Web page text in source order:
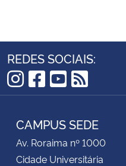
REDES SOCIAIS:
Instagram
Facebook
YouTube
RSS
CAMPUS SEDE
Av. Roraima nº 1000
Cidade Universitária